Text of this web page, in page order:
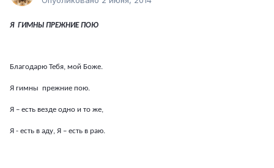
Я ГИМНЫ ПРЕЖНИЕ ПОЮ
Благодарю Тебя, мой Боже.
Я гимны прежние пою.
Я – есть везде одно и то же,
Я - есть в аду, Я – есть в раю.